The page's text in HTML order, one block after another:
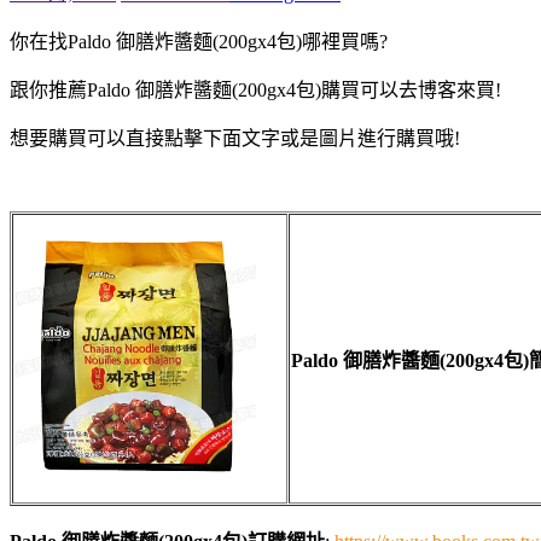
你在找Paldo 御膳炸醬麵(200gx4包)哪裡買嗎?
跟你推薦Paldo 御膳炸醬麵(200gx4包)購買可以去博客來買!
想要購買可以直接點擊下面文字或是圖片進行購買哦!
Paldo 御膳炸醬麵(200gx4包)